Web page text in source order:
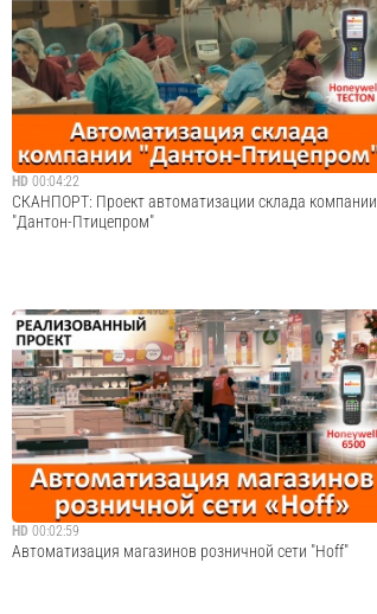
В программе вебинара: - Что такое сканер штрихкода и
для чего он нужен? - Какой сканер штрихкода выбрать? -
Технические характеристики, на которые стоит обратить
внимание. - Обзор моделей и производителей. Критерии
выбора сканера штрихкод...
Cмотреть видео
HD 00:04:22
СКАНПОРТ: Проект автоматизации склада компании
"Дантон-Птицепром"
На сегодняшний день компании "Дантон-Птицепром"
принадлежит три российских птицефабрики: Ржевская
(Тверская область), Белавинская (Подмосковье) и
Бронницкая, а также ряд оптово-розничных складов для
реализации своей продукции.ЗАДАЧА: Автом...
Cмотреть видео
HD 00:02:59
Автоматизация магазинов розничной сети "Hoff"